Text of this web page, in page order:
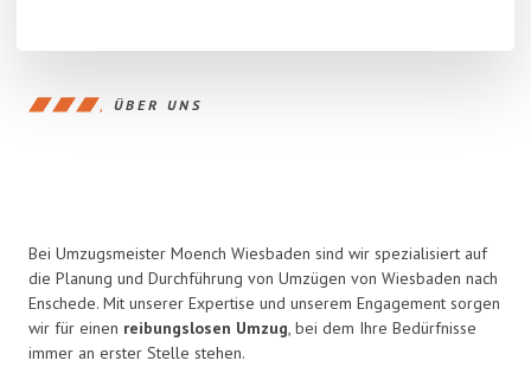
ÜBER UNS
Bei Umzugsmeister Moench Wiesbaden sind wir spezialisiert auf
die Planung und Durchführung von Umzügen von Wiesbaden nach
Enschede. Mit unserer Expertise und unserem Engagement sorgen
wir für einen reibungslosen Umzug, bei dem Ihre Bedürfnisse
immer an erster Stelle stehen.